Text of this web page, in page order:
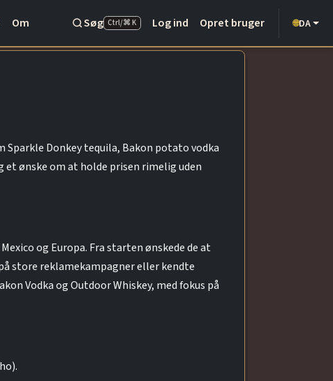
Om Søg Ctrl/⌘ K Log ind Opret bruger 🌐DA
Donkey tequila, Bakon potato vodka
ønske om at holde prisen rimelig uden
og Europa. Fra starten ønskede de at
store reklamekampagner eller kendte
Vodka og Outdoor Whiskey, med fokus på